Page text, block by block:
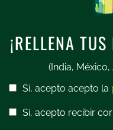
¡RELLENA
(India,
Sí, acepto acepto la
Sí, acepto recibir